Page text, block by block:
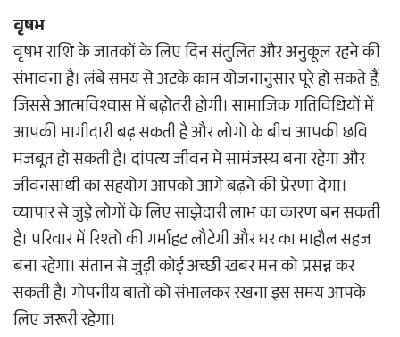
वृषभ
वृषभ राशि के जातकों के लिए दिन संतुलित और अनुकूल रहने की
संभावना है। लंबे समय से अटके काम योजनानुसार पूरे हो सकते हैं,
जिससे आत्मविश्वास में बढ़ोतरी होगी। सामाजिक गतिविधियों में
आपकी भागीदारी बढ़ सकती है और लोगों के बीच आपकी छवि
मजबूत हो सकती है। दांपत्य जीवन में सामंजस्य बना रहेगा और
जीवनसाथी का सहयोग आपको आगे बढ़ने की प्रेरणा देगा।
व्यापार से जुड़े लोगों के लिए साझेदारी लाभ का कारण बन सकती
है। परिवार में रिश्तों की गर्माहट लौटेगी और घर का माहौल सहज
बना रहेगा। संतान से जुड़ी कोई अच्छी खबर मन को प्रसन्न कर
सकती है। गोपनीय बातों को संभालकर रखना इस समय आपके
लिए जरूरी रहेगा।